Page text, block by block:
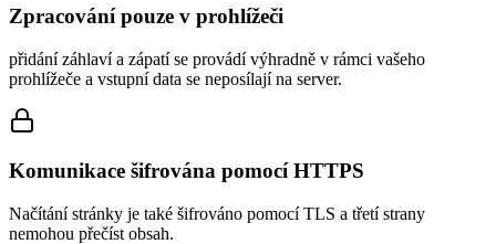
Zpracování pouze v prohlížeči
přidání záhlaví a zápatí se provádí výhradně v rámci vašeho
prohlížeče a vstupní data se neposílají na server.
Komunikace šifrována pomocí HTTPS
Načítání stránky je také šifrováno pomocí TLS a třetí strany
nemohou přečíst obsah.